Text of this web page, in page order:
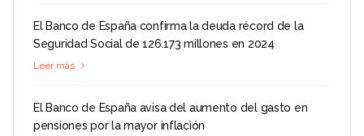
El Banco de España confirma la deuda récord de la
Seguridad Social de 126.173 millones en 2024
Leer más
El Banco de España avisa del aumento del gasto en
pensiones por la mayor inflación